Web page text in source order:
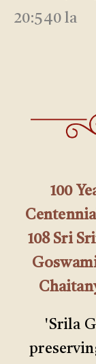
20:540 la
100
108 Sri
'Srila